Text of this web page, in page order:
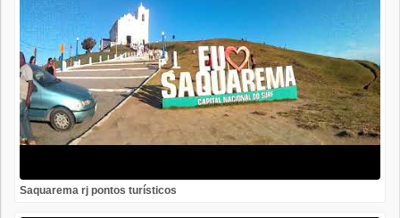
Saquarema rj pontos turísticos